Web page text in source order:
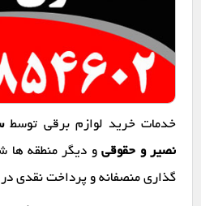
خدمات خرید لوازم برقی توسط
نصیر و حقوقیو دیگر منطقه ها
گذاری منصفانه و پرداخت نقدی